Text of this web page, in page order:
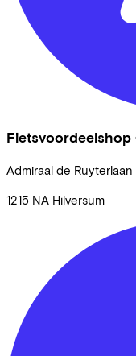
Fietsvoordeelshop
Admiraal de Ruyterlaan
1215 NA Hilversum